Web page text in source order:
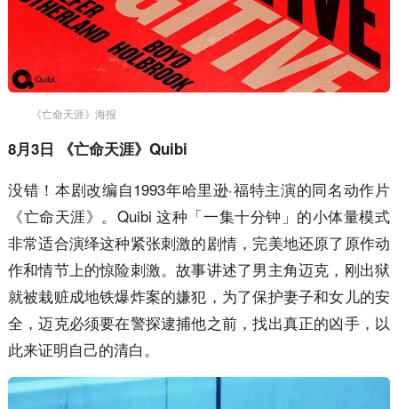
《亡命天涯》海报
8月3日 《亡命天涯》Quibi
没错！本剧改编自1993年哈里逊·福特主演的同名动作片
《亡命天涯》。Quibi 这种「一集十分钟」的小体量模式
非常适合演绎这种紧张刺激的剧情，完美地还原了原作动
作和情节上的惊险刺激。故事讲述了男主角迈克，刚出狱
就被栽赃成地铁爆炸案的嫌犯，为了保护妻子和女儿的安
全，迈克必须要在警探逮捕他之前，找出真正的凶手，以
此来证明自己的清白。